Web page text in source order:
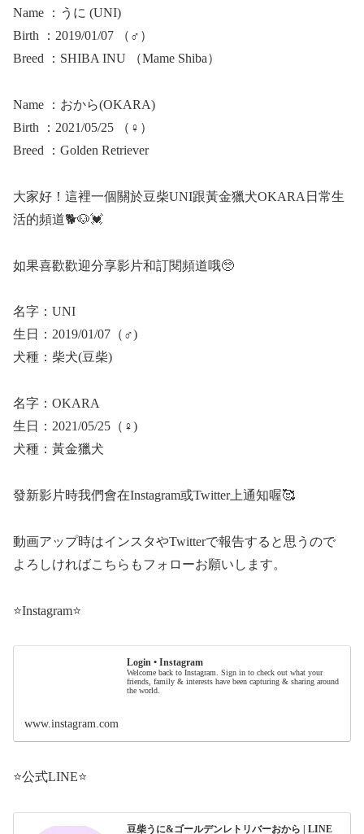
Name ：うに (UNI)
Birth ：2019/01/07 （♂）
Breed ：SHIBA INU （Mame Shiba）
Name ：おから(OKARA)
Birth ：2021/05/25 （♀）
Breed ：Golden Retriever
大家好！這裡一個關於豆柴UNI跟黃金獵犬OKARA日常生
活的頻道🐕🐶💓
如果喜歡歡迎分享影片和訂閱頻道哦🥺
名字：UNI
生日：2019/01/07（♂)
犬種：柴犬(豆柴)
名字：OKARA
生日：2021/05/25（♀)
犬種：黃金獵犬
發新影片時我們會在Instagram或Twitter上通知喔🥰
動画アップ時はインスタやTwitterで報告すると思うので
よろしければこちらもフォローお願いします。
⭐️Instagram⭐️
Login • Instagram
Welcome back to Instagram. Sign in to check out what your
friends, family & interests have been capturing & sharing around
the world.
www.instagram.com
⭐️公式LINE⭐️
豆柴うに&ゴールデンレトリバーおから | LINE